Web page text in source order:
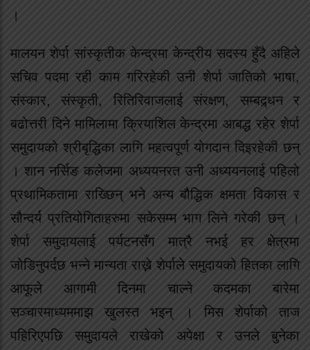
।
मालयन शेर्पा सांस्कृतीक केन्द्रमा केन्द्रीय सदस्य हुँदै अहिले
सचिव पदमा रही काम गरिरहेकी उनी शेर्पा जातिको भाषा,
संस्कार, संस्कृती, रितिरिवाजलाई संरक्षण, सम्बद्र्धन र
बढोत्तरी दिने मामिलामा क्रियाशिल केन्द्रमा आबद्ध रहेर शेर्पा
समुदायको श्रीबृद्धिका लागि महत्वपूर्ण योगदान दिइरहेकी छन्
। शान नर्सिङ कलेजमा अध्ययनरत उनी अध्ययनलाई पहिलो
प्रथामिकतामा राख्छिन् भने अन्य बौद्धिक क्षमता विकास र
सौन्दर्य प्रतियोगिताहरुमा सकेसम्म भाग लिने गरेकी छन् ।
शेर्पा समुदायलाई पर्यटनसँग मात्रै नभई हर क्षेत्रमा
जोडिनुपर्दछ भन्ने मान्यता राख्ने शेर्पाले समुदायको हितका लागि
आफूले आगामी दिनमा चाल्ने कदमका बारेमा
सञ्चारमाध्यममाझ खुलस्त भइन् । मिस शेर्पाको ताज
पहिरिएपछि समुदायले राखेको अपेक्षा र उनले बुनेका